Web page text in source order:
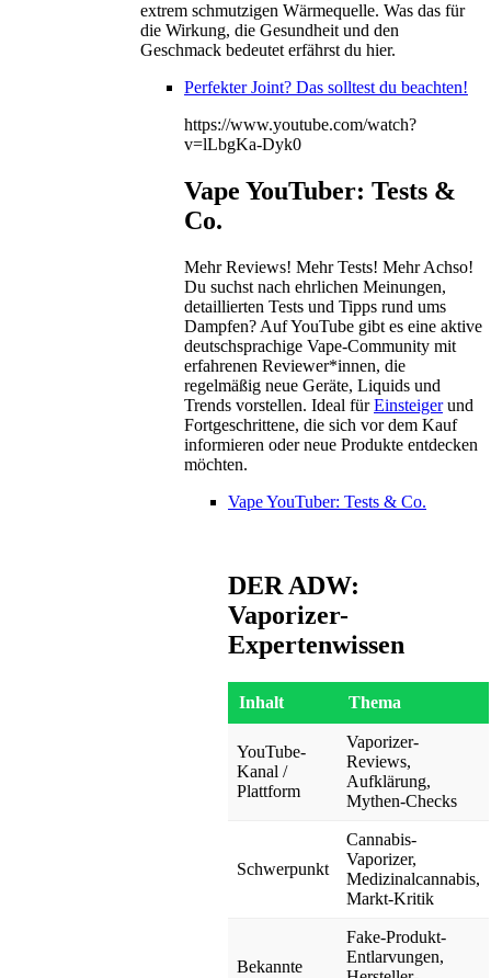
extrem schmutzigen Wärmequelle. Was das für
die Wirkung, die Gesundheit und den
Geschmack bedeutet erfährst du hier.
Perfekter Joint? Das solltest du beachten!
https://www.youtube.com/watch?
v=lLbgKa-Dyk0
Vape YouTuber: Tests &
Co.
Mehr Reviews! Mehr Tests! Mehr Achso!
Du suchst nach ehrlichen Meinungen,
detaillierten Tests und Tipps rund ums
Dampfen? Auf YouTube gibt es eine aktive
deutschsprachige Vape-Community mit
erfahrenen Reviewer*innen, die
regelmäßig neue Geräte, Liquids und
Trends vorstellen. Ideal fürEinsteigerund
Fortgeschrittene, die sich vor dem Kauf
informieren oder neue Produkte entdecken
möchten.
Vape YouTuber: Tests & Co.
DER ADW:
Vaporizer-
Expertenwissen
Inhalt Thema
YouTube-
Kanal /
Plattform
Vaporizer-
Reviews,
Aufklärung,
Mythen-Checks
Schwerpunkt
Cannabis-
Vaporizer,
Medizinalcannabis,
Markt-Kritik
Bekannte
Fake-Produkt-
Entlarvungen,